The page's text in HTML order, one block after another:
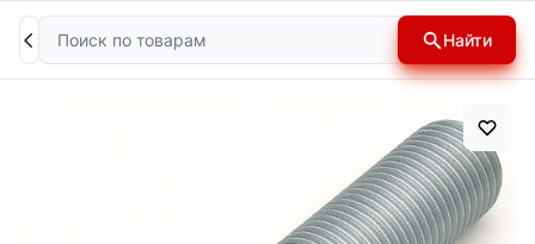
Поиск Найти